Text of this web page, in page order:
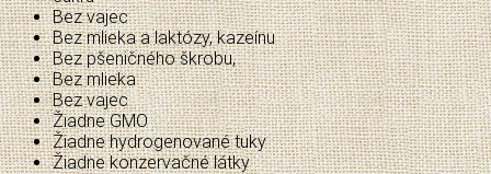
Bez vajec
Bez mlieka a laktózy, kazeínu
Bez pšeničného škrobu,
Bez mlieka
Bez vajec
Žiadne GMO
Žiadne hydrogenované tuky
Žiadne konzervačné látky